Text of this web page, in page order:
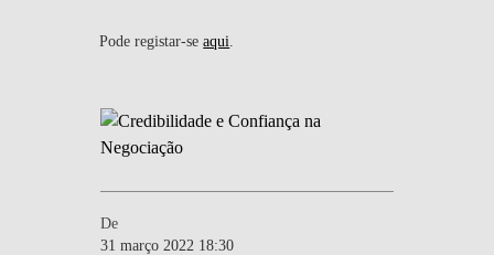
Pode registar-seaqui
De
31 março 2022 18:30